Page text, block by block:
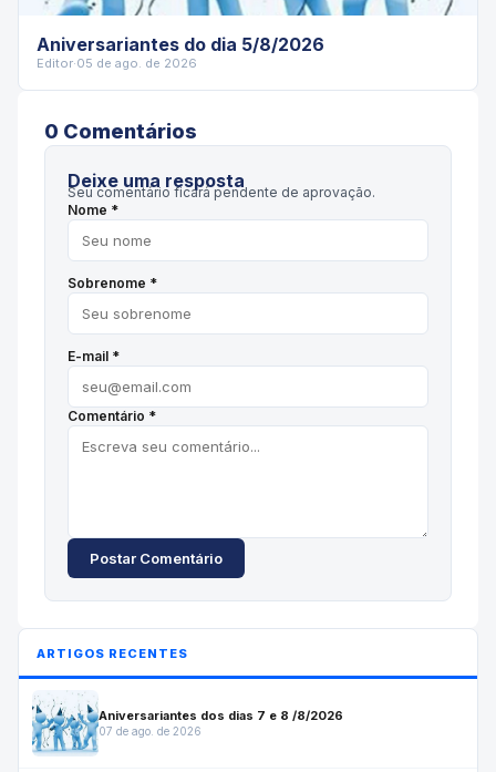
Aniversariantes do dia 5/8/2026
Editor·05 de ago. de 2026
0 Comentários
Deixe uma resposta
Seu comentário ficará pendente de aprovação.
Nome *
Sobrenome *
E-mail *
Comentário *
Postar Comentário
ARTIGOS RECENTES
Aniversariantes dos dias 7 e 8 /8/2026
07 de ago. de 2026